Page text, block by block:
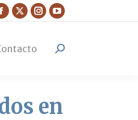
Facebook
opens
window
X
opens
Instagram
opens
YouTube
opens
Search:
en